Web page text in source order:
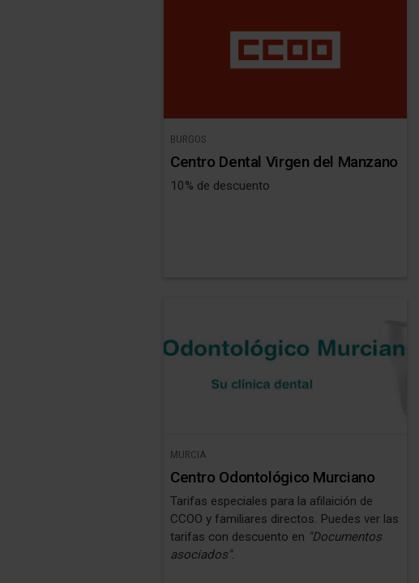
BURGOS
Centro Dental Virgen del Manzano
10% de descuento
MURCIA
Centro Odontológico Murciano
Tarifas especiales para la afilaición de
CCOO y familiares directos. Puedes ver las
tarifas con descuento en "Documentos
asociados".